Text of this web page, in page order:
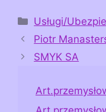
Kategorie
Usługi/
Piotr
SMYK SA